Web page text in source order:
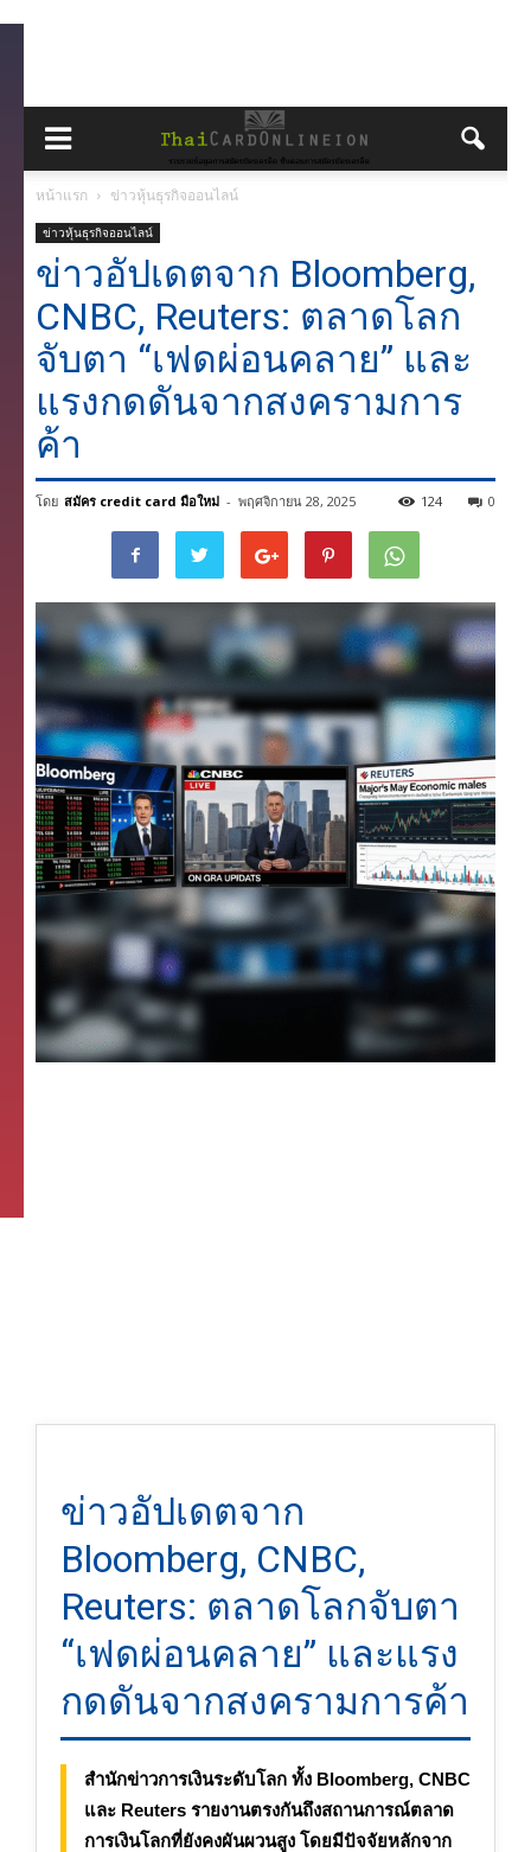
หน้าแรก ข่าวหุ้นธุรกิจออนไลน์
ข่าวหุ้นธุรกิจออนไลน์
ข่าวอัปเดตจาก Bloomberg,
CNBC, Reuters: ตลาดโลก
จับตา “เฟดผ่อนคลาย” และ
แรงกดดันจากสงครามการ
ค้า
โดย สมัคร credit card มือใหม่ - พฤศจิกายน 28, 2025 0
124
ข่าวอัปเดตจาก
Bloomberg, CNBC,
Reuters: ตลาดโลกจับตา
“เฟดผ่อนคลาย” และแรง
กดดันจากสงครามการค้า
สำนักข่าวการเงินระดับโลก ทั้ง Bloomberg, CNBC
และ Reuters รายงานตรงกันถึงสถานการณ์ตลาด
การเงินโลกที่ยังคงผันผวนสูง โดยมีปัจจัยหลักจาก